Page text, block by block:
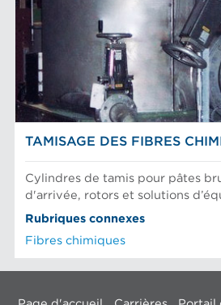
TAMISAGE DES FIBRES
Cylindres de tamis pour pâtes
d'arrivée, rotors et solutions
Rubriques connexes
Fibres chimiques